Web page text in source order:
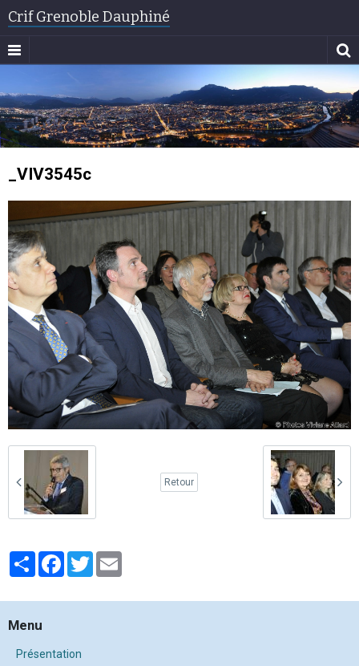
Crif Grenoble Dauphiné
_VIV3545c
Retour
PartagerFacebook
Twitter
Menu
Présentation